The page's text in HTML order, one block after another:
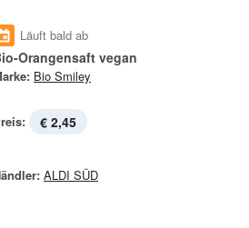
Läuft bald ab
Orangensaft vegan
Bio Smiley
€ 2,45
ALDI SÜD